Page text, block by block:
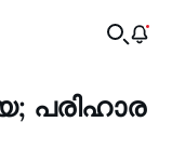
പരിഹാര